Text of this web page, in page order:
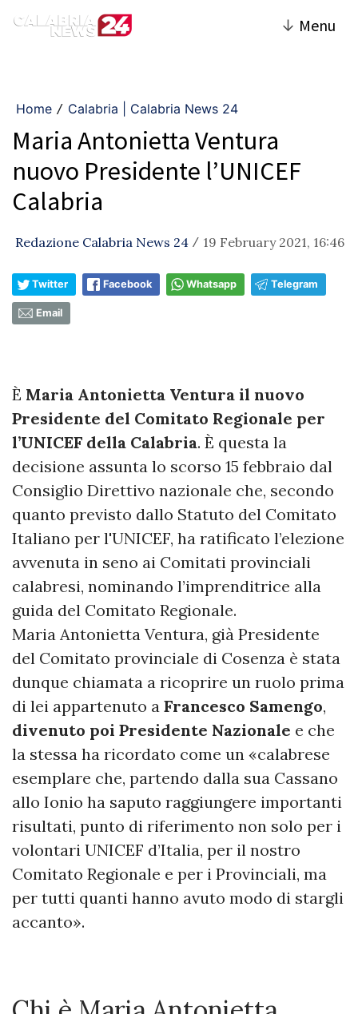
↓ Menu
Home / Calabria | Calabria News 24
Maria Antonietta Ventura
nuovo Presidente l’UNICEF
Calabria
Redazione Calabria News 24 / 19 February 2021, 16:46
Twitter Facebook Whatsapp Telegram
Email
È Maria Antonietta Ventura il nuovo
Presidente del Comitato Regionale per
l’UNICEF della Calabria. È questa la
decisione assunta lo scorso 15 febbraio dal
Consiglio Direttivo nazionale che, secondo
quanto previsto dallo Statuto del Comitato
Italiano per l'UNICEF, ha ratificato l’elezione
avvenuta in seno ai Comitati provinciali
calabresi, nominando l’imprenditrice alla
guida del Comitato Regionale.
Maria Antonietta Ventura, già Presidente
del Comitato provinciale di Cosenza è stata
dunque chiamata a ricoprire un ruolo prima
di lei appartenuto a Francesco Samengo,
divenuto poi Presidente Nazionale e che
la stessa ha ricordato come un «calabrese
esemplare che, partendo dalla sua Cassano
allo Ionio ha saputo raggiungere importanti
risultati, punto di riferimento non solo per i
volontari UNICEF d’Italia, per il nostro
Comitato Regionale e per i Provinciali, ma
per tutti quanti hanno avuto modo di stargli
accanto».